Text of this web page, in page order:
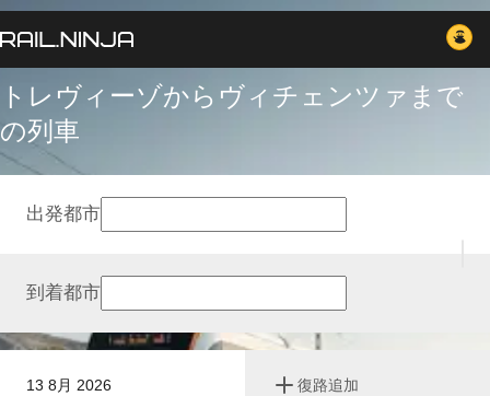
トレヴィーゾからヴィチェンツァまで
の列車
13 8月 2026 復路追加
出発都市
到着都市